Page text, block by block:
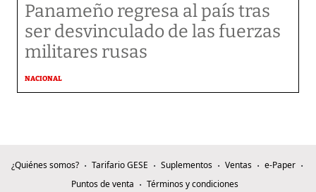
Panameño regresa al país tras
ser desvinculado de las fuerzas
militares rusas
NACIONAL
¿Quiénes somos? Tarifario GESE Suplementos Ventas
e-Paper
Puntos de venta
Términos y condiciones